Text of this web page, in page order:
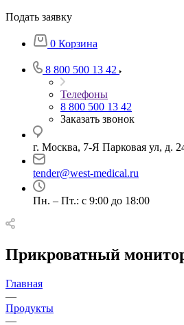
Подать заявку
0 Корзина
8 800 500 13 42
Телефоны
8 800 500 13 42
Заказать звонок
г. Москва, 7-Я Парковая ул, д.
tender@west-medical.ru
Пн. – Пт.: с 9:00 до 18:00
Прикроватный
Главная
—
Продукты
—